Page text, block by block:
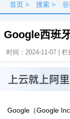
首页 > 搜索 >
Google西班
时间：2024-11-07 | 栏
Google（Google